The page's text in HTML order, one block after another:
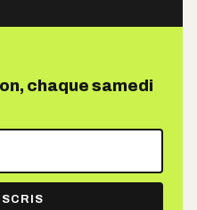
chaque samedi